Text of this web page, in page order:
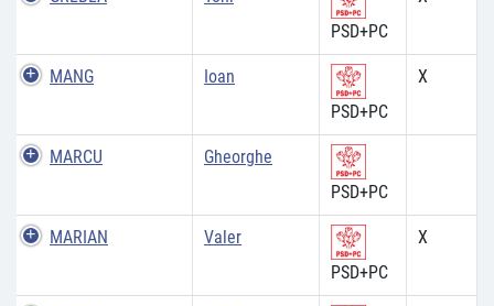
PSD+PC
MANG
Ioan
PSD+PC
X
MARCU
Gheorghe
PSD+PC
MARIAN
Valer
PSD+PC
X